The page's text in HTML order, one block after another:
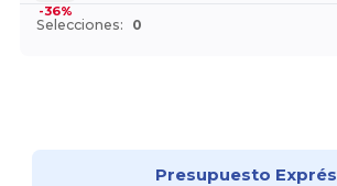
-36%
Selecciones: 0
Presupuesto Exprés